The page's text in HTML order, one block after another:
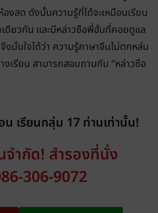
งสด ดังนั้นความรู้ที่ได้จะเหมือนเรียน
เดียวกัน และมีหล่าวซือพี่ฮั่นที่คอยดูแล
มั่นใจได้ว่า ความรู้ภาษาจีนไม่ตกหล่น
งเรียน สามารถสอบถามกับ “หล่าวซือ
อน เรียนกลุ่ม 17 ท่านเท่านั้น!
ำกัด! สำรองที่นั่ง
306-9072